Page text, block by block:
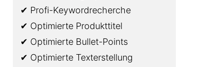
✔ Profi-Keywordrecherche
✔ Optimierte Produkttitel
✔ Optimierte Bullet-Points
✔ Optimierte Texterstellung